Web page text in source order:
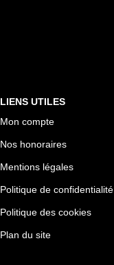
LIENS UTILES
Mon compte
Nos honoraires
Mentions légales
Politique de confidentialité
Politique des cookies
Plan du site